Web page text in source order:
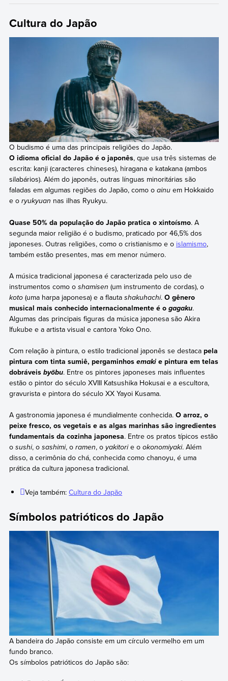
Cultura do Japão
O budismo é uma das principais religiões do Japão.
O idioma oficial do Japão é o japonês, que usa três sistemas de
escrita: kanji (caracteres chineses), hiragana e katakana (ambos
silabários). Além do japonês, outras línguas minoritárias são
faladas em algumas regiões do Japão, como o ainuem Hokkaido
e o ryukyuan nas ilhas Ryukyu.
Quase 50% da população do Japão pratica o xintoísmo. A
segunda maior religião é o budismo, praticado por 46,5% dos
japoneses. Outras religiões, como o cristianismo e o islamismo,
também estão presentes, mas em menor número.
A música tradicional japonesa é caracterizada pelo uso de
instrumentos como o shamisen (um instrumento de cordas), o
koto(uma harpa japonesa) e a flauta shakuhachi. O gênero
musical mais conhecido internacionalmente é o gagaku.
Algumas das principais figuras da música japonesa são Akira
Ifukube e a artista visual e cantora Yoko Ono.
Com relação à pintura, o estilo tradicional japonês se destaca pela
pintura com tinta sumiê, pergaminhos emakie pintura em telas
dobráveis byōbu. Entre os pintores japoneses mais influentes
estão o pintor do século XVIII Katsushika Hokusai e a escultora,
gravurista e pintora do século XX Yayoi Kusama.
A gastronomia japonesa é mundialmente conhecida. O arroz, o
peixe fresco, os vegetais e as algas marinhas são ingredientes
fundamentais da cozinha japonesa. Entre os pratos típicos estão
o sushi, o sashimi, o ramen, o yakitorie o okonomiyaki. Além
disso, a cerimônia do chá, conhecida como chanoyu, é uma
prática da cultura japonesa tradicional.
Veja também:Cultura do Japão
Símbolos patrióticos do Japão
A bandeira do Japão consiste em um círculo vermelho em um
fundo branco.
Os símbolos patrióticos do Japão são: